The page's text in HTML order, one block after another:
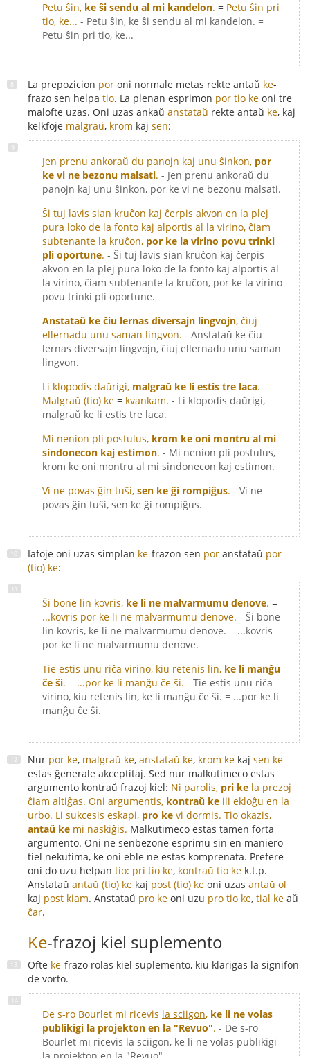
Petu ŝin, ke ŝi sendu al mi kandelon. = Petu ŝin pri
tio, ke... - Petu ŝin, ke ŝi sendu al mi kandelon. =
Petu ŝin pri tio, ke...
La prepozicion por oni normale metas rekte antaŭ ke-
frazo sen helpa tio. La plenan esprimon por tio ke oni tre
malofte uzas. Oni uzas ankaŭ anstataŭ rekte antaŭ ke, kaj
kelkfoje malgraŭ, krom kaj sen:
Jen prenu ankoraŭ du panojn kaj unu ŝinkon, por
ke vi ne bezonu malsati. - Jen prenu ankoraŭ du
panojn kaj unu ŝinkon, por ke vi ne bezonu malsati.
Ŝi tuj lavis sian kruĉon kaj ĉerpis akvon en la plej
pura loko de la fonto kaj alportis al la virino, ĉiam
subtenante la kruĉon, por ke la virino povu trinki
pli oportune. - Ŝi tuj lavis sian kruĉon kaj ĉerpis
akvon en la plej pura loko de la fonto kaj alportis al
la virino, ĉiam subtenante la kruĉon, por ke la virino
povu trinki pli oportune.
Anstataŭ ke ĉiu lernas diversajn lingvojn, ĉiuj
ellernadu unu saman lingvon. - Anstataŭ ke ĉiu
lernas diversajn lingvojn, ĉiuj ellernadu unu saman
lingvon.
Li klopodis daŭrigi, malgraŭ ke li estis tre laca.
Malgraŭ (tio) ke = kvankam. - Li klopodis daŭrigi,
malgraŭ ke li estis tre laca.
Mi nenion pli postulus, krom ke oni montru al mi
sindonecon kaj estimon. - Mi nenion pli postulus,
krom ke oni montru al mi sindonecon kaj estimon.
Vi ne povas ĝin tuŝi, sen ke ĝi rompiĝus. - Vi ne
povas ĝin tuŝi, sen ke ĝi rompiĝus.
Iafoje oni uzas simplan ke-frazon sen por anstataŭ por
(tio) ke:
Ŝi bone lin kovris, ke li ne malvarmumu denove. =
...kovris por ke li ne malvarmumu denove. - Ŝi bone
lin kovris, ke li ne malvarmumu denove. = ...kovris
por ke li ne malvarmumu denove.
Tie estis unu riĉa virino, kiu retenis lin, ke li manĝu
ĉe ŝi. = ...por ke li manĝu ĉe ŝi. - Tie estis unu riĉa
virino, kiu retenis lin, ke li manĝu ĉe ŝi. = ...por ke li
manĝu ĉe ŝi.
Nur por ke, malgraŭ ke, anstataŭ ke, krom ke kaj sen ke
estas ĝenerale akceptitaj. Sed nur malkutimeco estas
argumento kontraŭ frazoj kiel: Ni parolis, pri ke la prezoj
ĉiam altiĝas. Oni argumentis, kontraŭ ke ili ekloĝu en la
urbo. Li sukcesis eskapi, pro ke vi dormis. Tio okazis,
antaŭ ke mi naskiĝis. Malkutimeco estas tamen forta
argumento. Oni ne senbezone esprimu sin en maniero
tiel nekutima, ke oni eble ne estas komprenata. Prefere
oni do uzu helpan tio: pri tio ke, kontraŭ tio ke k.t.p.
Anstataŭ antaŭ (tio) ke kaj post (tio) ke oni uzas antaŭ ol
kaj post kiam. Anstataŭ pro ke oni uzu pro tio ke, tial ke aŭ
ĉar.
Ke-frazoj kiel suplemento
Ofte ke-frazo rolas kiel suplemento, kiu klarigas la signifon
de vorto.
De s-ro Bourlet mi ricevis la sciigon, ke li ne volas
publikigi la projekton en la "Revuo". - De s-ro
Bourlet mi ricevis la sciigon, ke li ne volas publikigi